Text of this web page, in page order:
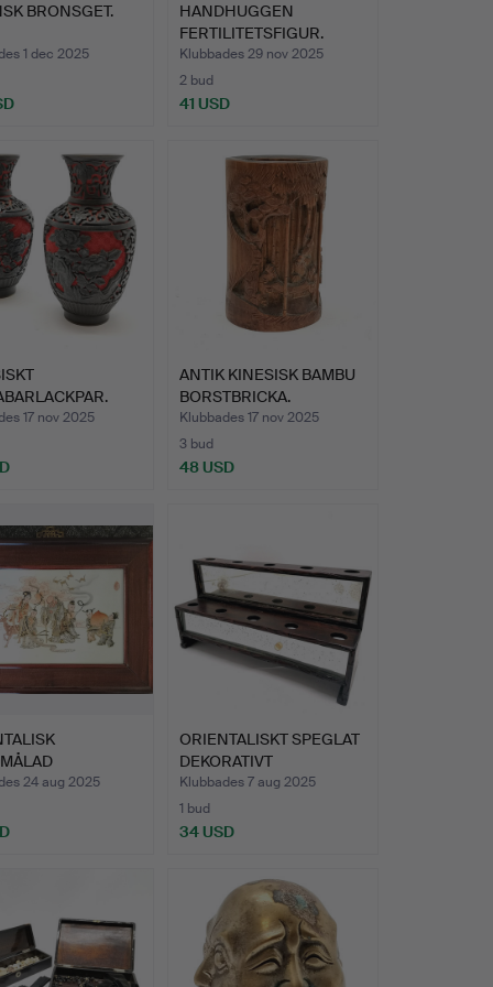
BRONSGET.
1 dec 2025
HANDHUGGEN
FERTILITETSFIGUR.
Klubbades 29 nov 2025
2 bud
41 USD
17 nov 2025
ANTIK KINESISK BAMBU
BORSTBRICKA.
Klubbades 17 nov 2025
3 bud
48 USD
24 aug 2025
ORIENTALISKT SPEGLAT
DEKORATIVT
DISPLAYSTÄ…
Klubbades 7 aug 2025
1 bud
34 USD